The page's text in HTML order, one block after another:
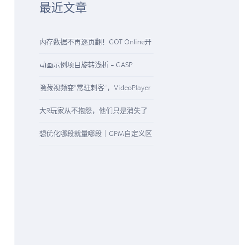
最近文章
内存数据不再逐页翻！GOT Online开
启“精准降本增效”模式
动画示例项目旋转浅析 - GASP
Rotation
隐藏视频变“常驻刺客”，VideoPlayer
与“N/A”纹理该怎么查
大R玩家从不抱怨，他们只是消失了
想优化哪段就量哪段｜GPM自定义区